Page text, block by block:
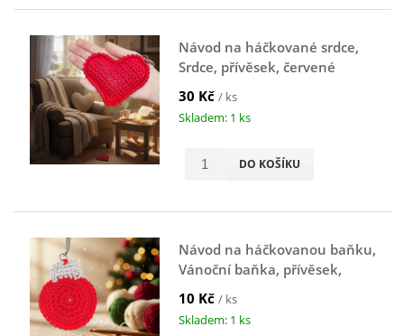
Návod na háčkované srdce,
Srdce, přívěsek, červené
30 Kč / ks
Skladem: 1 ks
DO KOŠÍKU
Návod na háčkovanou baňku,
Vánoční baňka, přívěsek,
10 Kč / ks
Skladem: 1 ks